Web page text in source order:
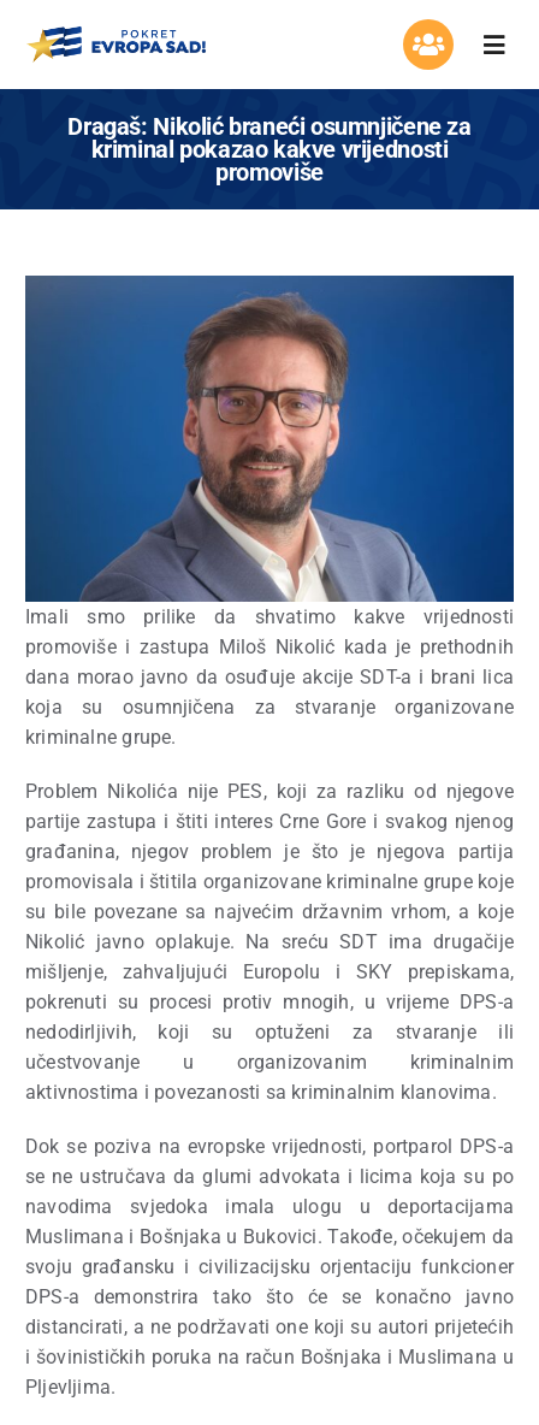
Program
Asocijacija žena
Mladi Evrope
Kontakt
Dragaš: Nikolić braneći osumnjičene za
kriminal pokazao kakve vrijednosti
promoviše
Imali smo prilike da shvatimo kakve vrijednosti
promoviše i zastupa Miloš Nikolić kada je prethodnih
dana morao javno da osuđuje akcije SDT-a i brani lica
koja su osumnjičena za stvaranje organizovane
kriminalne grupe.
Problem Nikolića nije PES, koji za razliku od njegove
partije zastupa i štiti interes Crne Gore i svakog njenog
građanina, njegov problem je što je njegova partija
promovisala i štitila organizovane kriminalne grupe koje
su bile povezane sa najvećim državnim vrhom, a koje
Nikolić javno oplakuje. Na sreću SDT ima drugačije
mišljenje, zahvaljujući Europolu i SKY prepiskama,
pokrenuti su procesi protiv mnogih, u vrijeme DPS-a
nedodirljivih, koji su optuženi za stvaranje ili
učestvovanje u organizovanim kriminalnim
aktivnostima i povezanosti sa kriminalnim klanovima.
Dok se poziva na evropske vrijednosti, portparol DPS-a
se ne ustručava da glumi advokata i licima koja su po
navodima svjedoka imala ulogu u deportacijama
Muslimana i Bošnjaka u Bukovici. Takođe, očekujem da
svoju građansku i civilizacijsku orjentaciju funkcioner
DPS-a demonstrira tako što će se konačno javno
distancirati, a ne podržavati one koji su autori prijetećih
i šovinističkih poruka na račun Bošnjaka i Muslimana u
Pljevljima.